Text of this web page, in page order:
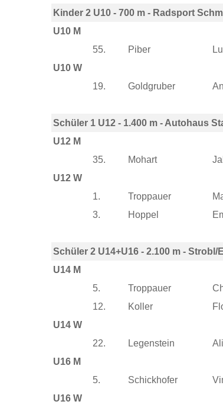
Kinder 2 U10 - 700 m - Radsport
U10 M
55.
Piber
U10 W
19.
Goldgruber
Schüler 1 U12 - 1.400 m - Autohaus
U12 M
35.
Mohart
U12 W
1.
Troppauer
3.
Hoppel
Schüler 2 U14+U16 - 2.100 m - Strobl/
U14 M
5.
Troppauer
12.
Koller
U14 W
22.
Legenstein
U16 M
5.
Schickhofer
U16 W